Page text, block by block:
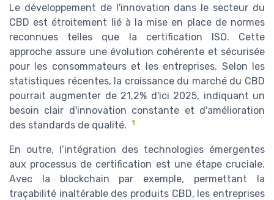
Le développement de l'innovation dans le secteur du
CBD est étroitement lié à la mise en place de normes
reconnues telles que la certification ISO. Cette
approche assure une évolution cohérente et sécurisée
pour les consommateurs et les entreprises. Selon les
statistiques récentes, la croissance du marché du CBD
pourrait augmenter de 21,2% d'ici 2025, indiquant un
besoin clair d'innovation constante et d'amélioration
des standards de qualité.
1
En outre, l’intégration des technologies émergentes
aux processus de certification est une étape cruciale.
Avec la blockchain par exemple, permettant la
traçabilité inaltérable des produits CBD, les entreprises